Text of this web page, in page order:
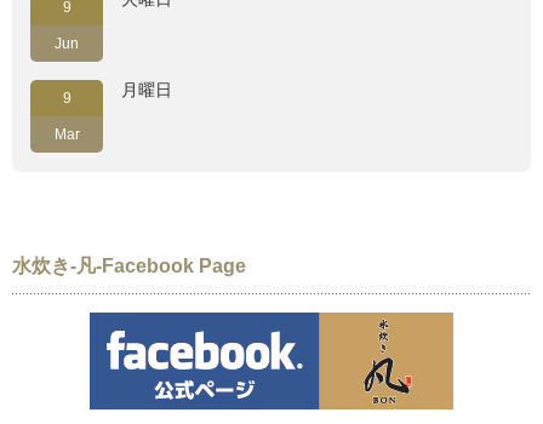
9
Jun
9
Mar
月曜日
水炊き-凡-Facebook Page